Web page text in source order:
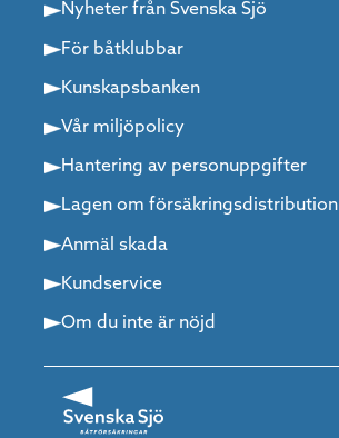
Nyheter från Svenska Sjö
För båtklubbar
Kunskapsbanken
Vår miljöpolicy
Hantering av personuppgifter
Lagen om försäkringsdistribution
Anmäl skada
Kundservice
Om du inte är nöjd